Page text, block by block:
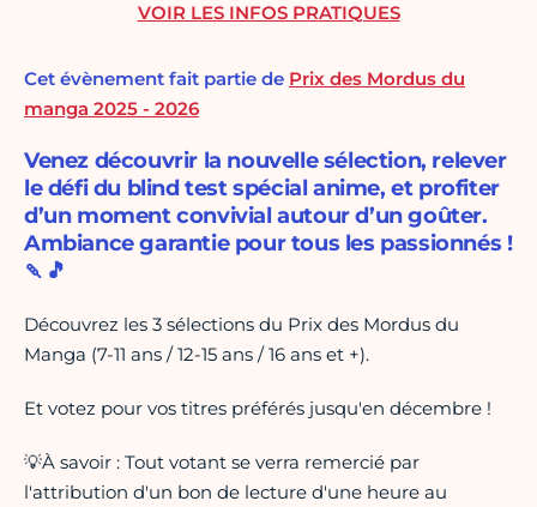
Cet évènement fait partie de Prix des Mordus du
manga 2025 - 2026
Venez découvrir la nouvelle sélection, relever
le défi du blind test spécial anime, et profiter
d’un moment convivial autour d’un goûter.
Ambiance garantie pour tous les passionnés !
🍡🎵
Découvrez les 3 sélections du Prix des Mordus du
Manga (7-11 ans / 12-15 ans / 16 ans et +).
Et votez pour vos titres préférés jusqu'en décembre !
💡À savoir : Tout votant se verra remercié par
l'attribution d'un bon de lecture d'une heure au
VOIR LES INFOS PRATIQUES